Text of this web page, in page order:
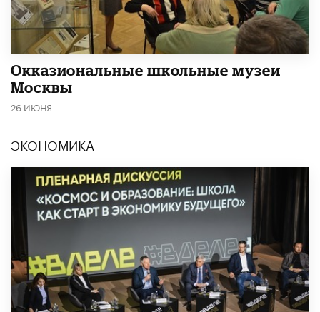
​Окказиональные школьные музеи
Москвы
26 ИЮНЯ
ЭКОНОМИКА